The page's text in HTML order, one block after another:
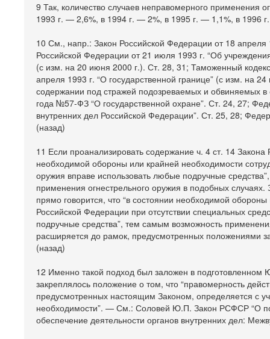
9 Так, количество случаев неправомерного применения
1993 г. — 2,6%, в 1994 г. — 2%, в 1995 г. — 1,1%, в 1996
10 См., напр.: Закон Российской Федерации от 18
Российской Федерации от 21 июля 1993 г. “Об
(с изм. на 20 июня 2000 г.). Ст. 28, 31; Таможенный
апреля 1993 г. “О государственной границе” (с изм. на
содержании под стражей подозреваемых и обвиняемых
года №57-ФЗ “О государственной охране”. Ст. 24, 27;
внутренних дел Российской Федерации”. Ст. 25, 28;
(назад)
11 Если проанализировать содержание ч. 4 ст. 14
необходимой обороны или крайней необходимости
оружия вправе использовать любые подручные
применения огнестрельного оружия в подобных
прямо говорится, что “в состоянии необходимой
Российской Федерации при отсутствии специальных
подручные средства”, тем самым возможность
расширяется до рамок, предусмотренных положениями
(назад)
12 Именно такой подход был заложен в
закреплялось положение о том, что “правомерность
предусмотренных настоящим Законом, определяется с
необходимости”. — См.: Соловей Ю.П. Закон РСФСР “О
обеспечение деятельности органов внутренних дел: